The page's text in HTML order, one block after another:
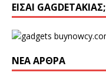
ΕΊΣΑΙ GAGDETΆΚΙΑΣ;
ΝΈΑ ΆΡΘΡΑ